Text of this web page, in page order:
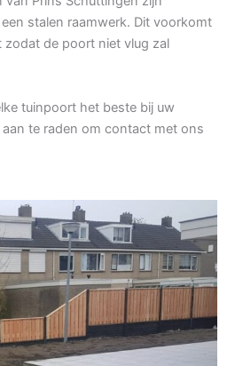
stalen raamwerk. Dit voorkomt
de poort niet vlug zal
tuinpoort het beste bij uw
te raden om contact met ons